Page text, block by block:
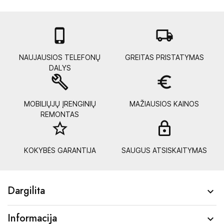

NAUJAUSIOS TELEFONŲ
DALYS
local_shipping
GREITAS PRISTATYMAS
build
MOBILIŲJŲ ĮRENGINIŲ
REMONTAS
euro_symbol
MAŽIAUSIOS KAINOS
star_border
KOKYBĖS GARANTIJA SAUGUS ATSISKAITYMAS
Dargilita 
Informacija 